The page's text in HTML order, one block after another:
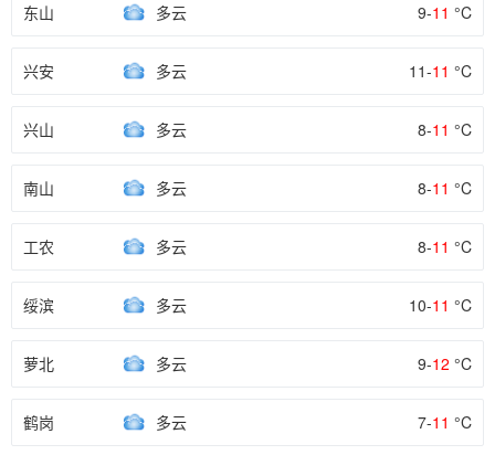
东山 多云 9-11 °C
兴安 多云 11-11 °C
兴山 多云 8-11 °C
南山 多云 8-11 °C
工农 多云 8-11 °C
绥滨 多云 10-11 °C
萝北 多云 9-12 °C
鹤岗 多云 7-11 °C